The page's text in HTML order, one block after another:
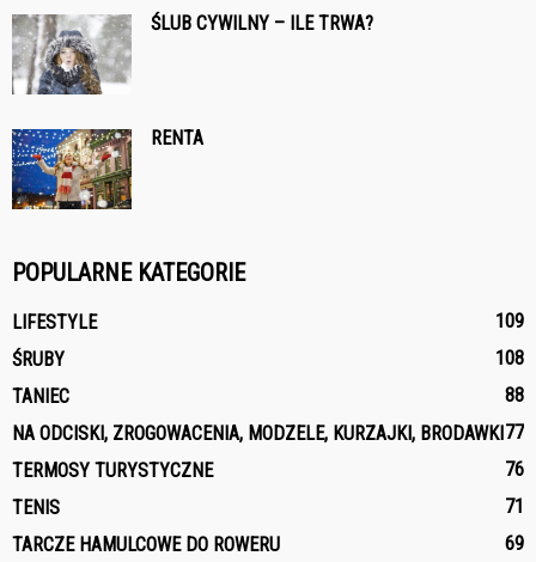
ŚLUB CYWILNY – ILE TRWA?
RENTA
POPULARNE KATEGORIE
LIFESTYLE
109
ŚRUBY
108
TANIEC
88
NA ODCISKI, ZROGOWACENIA, MODZELE, KURZAJKI, BRODAWKI77
TERMOSY TURYSTYCZNE
76
TENIS
71
TARCZE HAMULCOWE DO ROWERU
69